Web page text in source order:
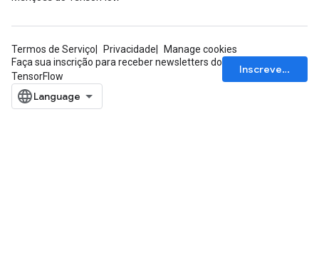
Termos de Serviço Privacidade
Manage cookies
Faça sua inscrição para receber newsletters do
TensorFlow
Inscrever-se